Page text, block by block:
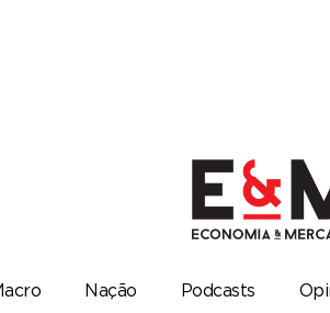
Nação Podcasts